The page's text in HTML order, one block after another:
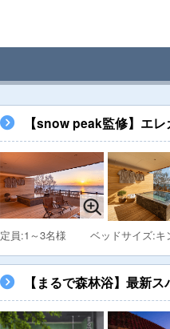
【snow peak監修】エ
定員:1～3名様 ベッドサイズ:
【まるで森林浴】最新